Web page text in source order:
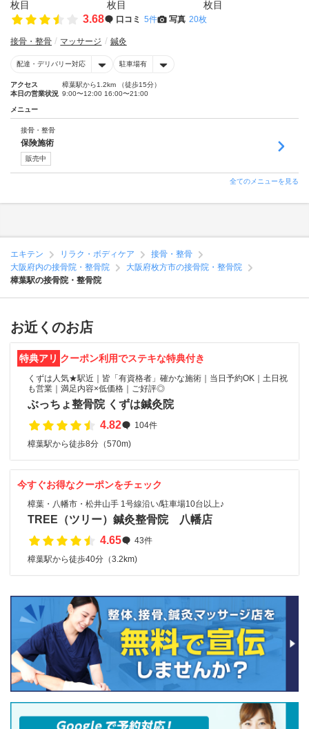
3.68 口コミ 5件 写真 20枚
接骨・整骨 マッサージ 鍼灸
配達・デリバリー対応 駐車場有
アクセス
樟葉駅から1.2km （徒歩15分）
本日の営業状況 9:00〜12:00 16:00〜21:00
メニュー
接骨・整骨
保険施術
販売中
全てのメニューを見る
エキテン リラク・ボディケア
接骨・整骨
大阪府内の接骨院・整骨院
大阪府枚方市の接骨院・整骨院
樟葉駅の接骨院・整骨院
お近くのお店
特典アリ クーポン利用でステキな特典付き
くずは人気★駅近｜皆「有資格者」確かな施術｜当日予約OK｜土日祝
も営業｜満足内容×低価格｜ご好評◎
ぶっちょ整骨院 くずは鍼灸院
4.82
104件
樟葉駅から徒歩8分（570m)
今すぐお得なクーポンをチェック
樟葉・八幡市・松井山手 1号線沿い/駐車場10台以上♪
TREE（ツリー）鍼灸整骨院 八幡店
4.65
43件
樟葉駅から徒歩40分（3.2km)